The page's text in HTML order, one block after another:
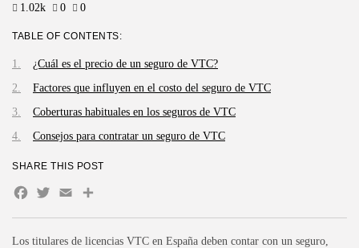
Los titulares de licencias VTC en España deben contar con un seguro,
1.02k 0 0
TABLE OF CONTENTS:
¿Cuál es el precio de un seguro de VTC?
Factores que influyen en el costo del seguro de VTC
Coberturas habituales en los seguros de VTC
Consejos para contratar un seguro de VTC
SHARE THIS POST
Facebook
Twitter
EmailCompartir